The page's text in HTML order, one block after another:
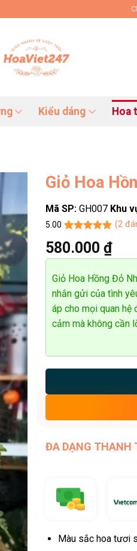
Kiểu dáng Hoa
Giỏ Hoa
Mã SP: GH007 Khu
5.00
dựa trên
đánh giá
(2
580.000 ₫
Giỏ Hoa Hồng Đỏ
nhắn gửi của tình
áp cho mọi quan
cảm mà không cần
ĐA DẠNG THANH
Màu sắc hoa tươi